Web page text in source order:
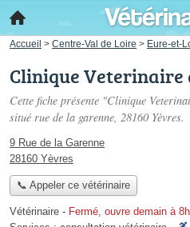
Accueil > Centre-Val de Loire > Eure-et-
Clinique Veterinaire
Cette fiche présente "Clinique
situé rue de la garenne, 28160 Yèvres.
9 Rue de la Garenne
28160 Yèvres
📞 Appeler ce vétérinaire
Vétérinaire - Fermé, ouvre demain à